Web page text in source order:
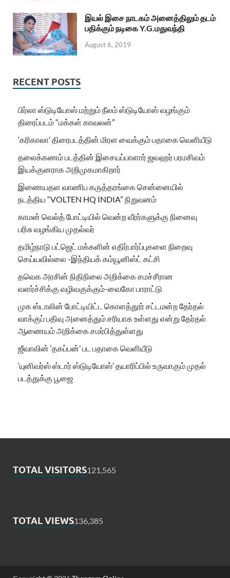
இயல் இசை நாடகம் அனைத்திலும் தடம்
பதிக்கும் நடிகை Y.G.மதுவந்தி
August 6, 2019
RECENT POSTS
பிர்லா ஸ்டுடியோஸ் மற்றும் நீலம் ஸ்டுடியோஸ் வழங்கும்
திரைப்படம் “மக்கள் காவலன்”
‘கரிகாலா’ திரைபடத்தின் மிரள வைக்கும் பதாகை வெளியீடு
தலைக்கணம் படத்தின் இசையப்பாளார் ஜவஹர் பரமசிவம்
இயக்குனராக அறிமுகமாகிறார்
இணையதள வாணிப கருத்தரங்கை சென்னையில்
நடத்திய “VOLTEN HQ INDIA” நிறுவனம்
காமன் வெல்த் போட்டியில் வென்ற வீரர்களுக்கு நினைவு
பரிசு வழங்கிய முதல்வர்
தமிழ்நாடு பட்ஜெட் மக்களின் எதிர்பார்ப்புகளை நிறைவு
செய்யவில்லை -இந்தியக் கம்யூனிஸ்ட் கட்சி
தவெக அரசின் நிதிநிலை அறிக்கை சமச்சீரான
வளர்ச்சிக்கு வழிவகுக்கும்-வைகோ பாராட்டு
முக ஸ்டாலின் போட்டியிட்ட கொளத்தூர் சட்டமன்ற தேர்தல்
வாக்குப் பதிவு அனைத்தும் சரியாக உள்ளது என்று தேர்தல்
ஆணையம் அறிக்கை சமர்பித்துள்ளது
ஜீவாவின் ‘தகப்பன்’ பட பதாகை வெளியீடு
‘யுனிவர்ஸ் ஸ்டார் ஸ்டுடியோஸ்’ தயாரிப்பில் உருவாகும் முதல்
படத்துக்கு பூஜை
TOTAL VISITORS121,565
TOTAL VIEWS136,385